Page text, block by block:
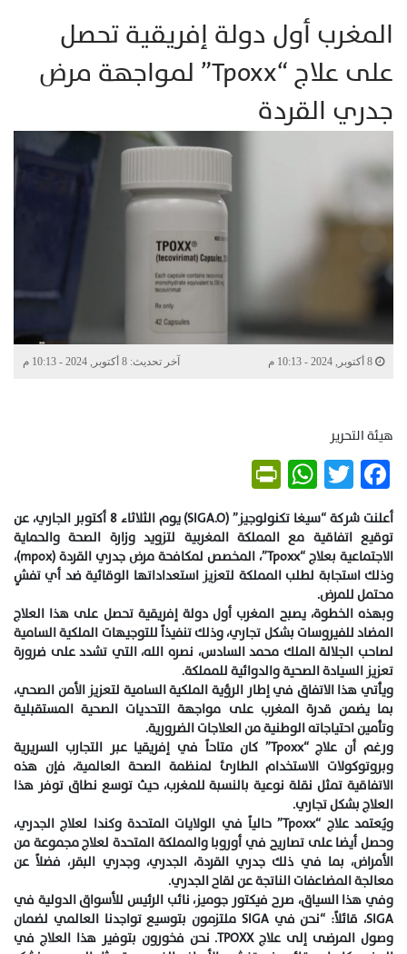
المغرب أول دولة إفريقية تحصل
على علاج “Tpoxx” لمواجهة مرض
جدري القردة
آخر تحديث: 8 أكتوبر, 2024 - 10:13 م
هيئة التحرير
Facebook
Twitter
WhatsApp
أعلنت شركة “سيغا تكنولوجيز” (SIGA.O) يوم الثلاثاء 8 أكتوبر الجاري، عن
توقيع اتفاقية مع المملكة المغربية لتزويد وزارة الصحة والحماية
الاجتماعية بعلاج “Tpoxx”، المخصص لمكافحة مرض جدري القردة (mpox)،
وذلك استجابة لطلب المملكة لتعزيز استعداداتها الوقائية ضد أي تفشٍ
محتمل للمرض.
وبهذه الخطوة، يصبح المغرب أول دولة إفريقية تحصل على هذا العلاج
المضاد للفيروسات بشكل تجاري، وذلك تنفيذاً للتوجيهات الملكية السامية
لصاحب الجلالة الملك محمد السادس، نصره الله، التي تشدد على ضرورة
تعزيز السيادة الصحية والدوائية للمملكة.
ويأتي هذا الاتفاق في إطار الرؤية الملكية السامية لتعزيز الأمن الصحي،
بما يضمن قدرة المغرب على مواجهة التحديات الصحية المستقبلية
وتأمين احتياجاته الوطنية من العلاجات الضرورية.
ورغم أن علاج “Tpoxx” كان متاحاً في إفريقيا عبر التجارب السريرية
وبروتوكولات الاستخدام الطارئ لمنظمة الصحة العالمية، فإن هذه
الاتفاقية تمثل نقلة نوعية بالنسبة للمغرب، حيث توسع نطاق توفر هذا
العلاج بشكل تجاري.
ويُعتمد علاج “Tpoxx” حالياً في الولايات المتحدة وكندا لعلاج الجدري،
وحصل أيضا على تصاريح في أوروبا والمملكة المتحدة لعلاج مجموعة من
الأمراض، بما في ذلك جدري القردة، الجدري، وجدري البقر، فضلاً عن
معالجة المضاعفات الناتجة عن لقاح الجدري.
وفي هذا السياق، صرح فيكتور جوميز، نائب الرئيس للأسواق الدولية في
SIGA، قائلاً: “نحن في SIGA ملتزمون بتوسيع تواجدنا العالمي لضمان
وصول المرضى إلى علاج TPOXX. نحن فخورون بتوفير هذا العلاج في